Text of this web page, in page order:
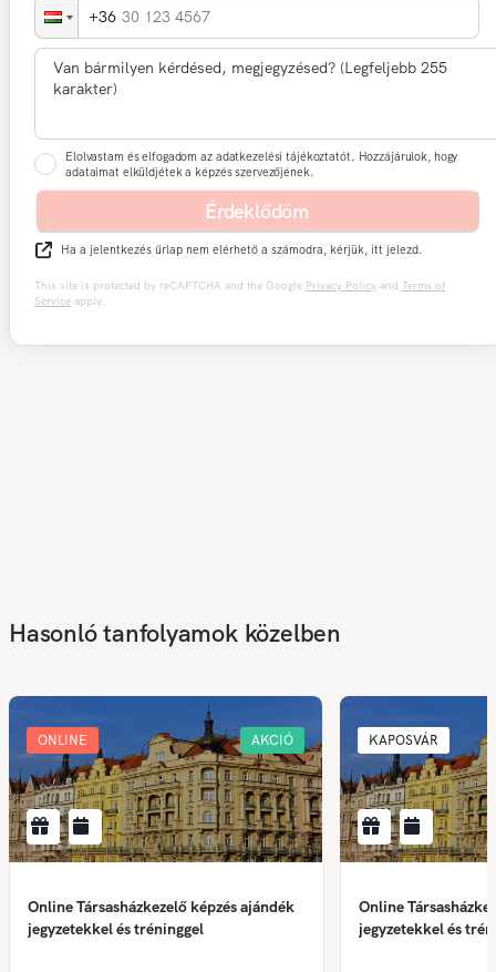
30 123 4567
Elolvastam és elfogadom az adatkezelési tájékoztatót. Hozzájárulok, hogy
adataimat elküldjétek a képzés szervezőjének.
Érdeklődöm
Ha a jelentkezés űrlap nem elérhető a számodra, kérjük, itt jelezd.
This site is protected by reCAPTCHA and the Google Privacy Policy and Terms of
Service apply.
Hasonló tanfolyamok közelben
ONLINE AKCIÓ
Online Társasházkezelő képzés ajándék
jegyzetekkel és tréninggel
KAPOSVÁR
Online
jegyzetekkel és